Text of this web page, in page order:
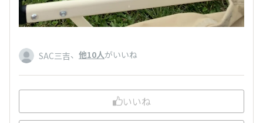
SAC三吉、 他10人がいいね
いいね